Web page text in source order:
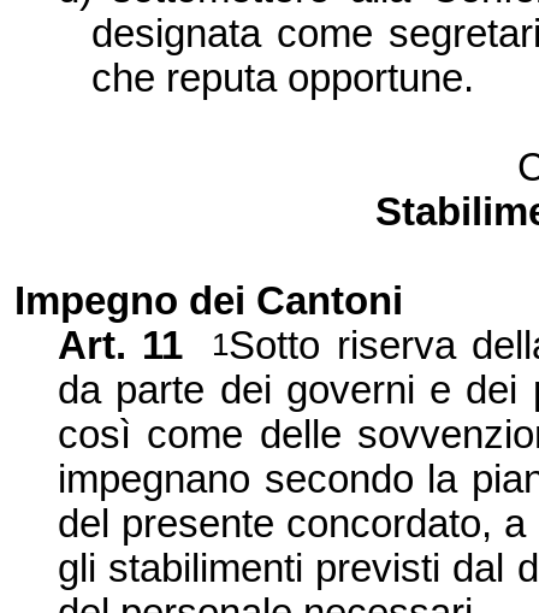
designata come
che reputa opportune.
Impegno dei Cantoni
Art. 11 1Sotto riserva
da parte dei governi e dei
così come delle
impegnano secondo la
del presente concordato,
gli stabilimenti previsti dal